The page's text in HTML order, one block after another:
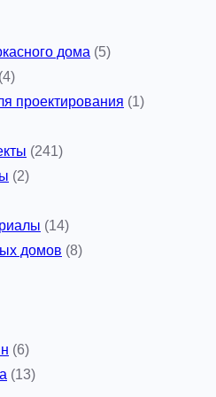
дома (5)
(4)
проектирования (1)
(241)
(2)
(14)
домов (8)
(6)
(13)